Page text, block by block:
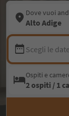
Dove vuoi
Alto Adige
Scegli le date
Ospiti e
2 ospiti / 1